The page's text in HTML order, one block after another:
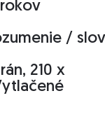
/
210 x